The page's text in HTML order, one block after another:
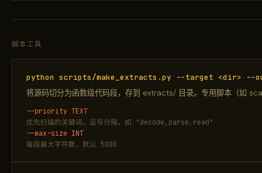
脚本工具
python scripts/make_extracts.py --target <dir> --
将源码切分为函数级代码段，存到 extracts/ 目录。专用脚本（如
--priority TEXT
优先扫描的关键词，逗号分隔，如 "decode,parse,read"
--max-size INT
每段最大字符数，默认 5000